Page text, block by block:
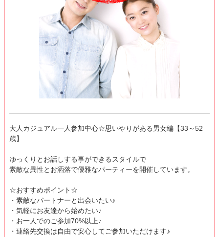
大人カジュアル一人参加中心☆思いやりがある男女編【33～52
歳】
ゆっくりとお話しする事ができるスタイルで
素敵な異性とお洒落で優雅なパーティーを開催しています。
☆おすすめポイント☆
・素敵なパートナーと出会いたい♪
・気軽にお友達から始めたい♪
・お一人でのご参加70%以上♪
・連絡先交換は自由で安心してご参加いただけます♪